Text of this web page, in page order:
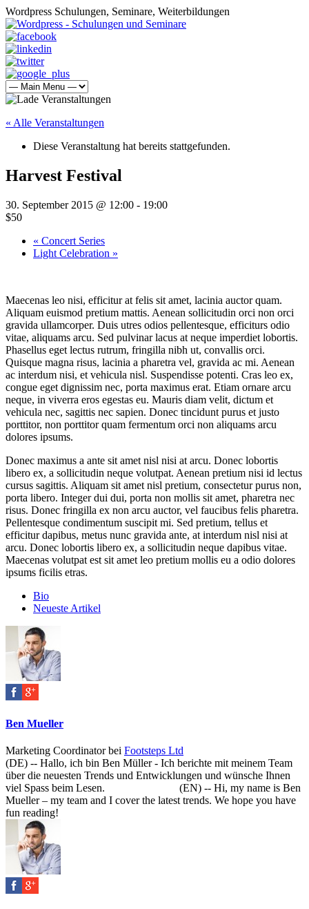
Wordpress Schulungen, Seminare, Weiterbildungen
« Alle Veranstaltungen
Diese Veranstaltung hat bereits stattgefunden.
Harvest Festival
30. September 2015 @ 12:00 - 19:00
$50
« Concert Series
Light Celebration »
Maecenas leo nisi, efficitur at felis sit amet, lacinia auctor quam.
Aliquam euismod pretium mattis. Aenean sollicitudin orci non orci
gravida ullamcorper. Duis utres odios pellentesque, efficiturs odio
vitae, aliquams arcu. Sed pulvinar lacus at neque imperdiet lobortis.
Phasellus eget lectus rutrum, fringilla nibh ut, convallis orci.
Quisque magna risus, lacinia a pharetra vel, gravida ac mi. Aenean
ac interdum nisi, et vehicula nisl. Suspendisse potenti. Cras leo ex,
congue eget dignissim nec, porta maximus erat. Etiam ornare arcu
neque, in viverra eros egestas eu. Mauris diam velit, dictum et
vehicula nec, sagittis nec sapien. Donec tincidunt purus et justo
porttitor, non porttitor quam fermentum orci non aliquams arcu
dolores ipsums.
Donec maximus a ante sit amet nisl nisi at arcu. Donec lobortis
libero ex, a sollicitudin neque volutpat. Aenean pretium nisi id lectus
cursus sagittis. Aliquam sit amet nisl pretium, consectetur purus non,
porta libero. Integer dui dui, porta non mollis sit amet, pharetra nec
risus. Donec fringilla ex non arcu auctor, vel faucibus felis pharetra.
Pellentesque condimentum suscipit mi. Sed pretium, tellus et
efficitur dapibus, metus nunc gravida ante, at interdum nisl nisi at
arcu. Donec lobortis libero ex, a sollicitudin neque dapibus vitae.
Maecenas volutpat est sit amet leo pretium mollis eu a odio dolores
ipsums ficilis etras.
following
change
content
below.
Bio
Neueste Artikel
Ben Mueller
Marketing Coordinatorbei Footsteps Ltd
(DE) -- Hallo, ich bin Ben Müller - Ich berichte mit meinem Team
über die neuesten Trends und Entwicklungen und wünsche Ihnen
viel Spass beim Lesen. (EN) -- Hi, my name is Ben
Mueller – my team and I cover the latest trends. We hope you have
fun reading!